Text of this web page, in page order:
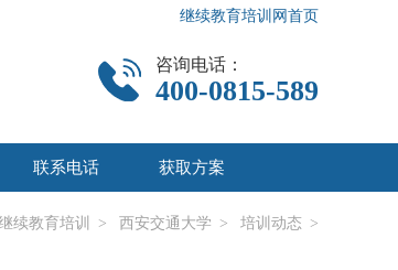
继续教育培训网首页
咨询电话：
400-0815-589
联系电话 获取方案
续教育培训 > 西安交通大学 > 培训动态 >